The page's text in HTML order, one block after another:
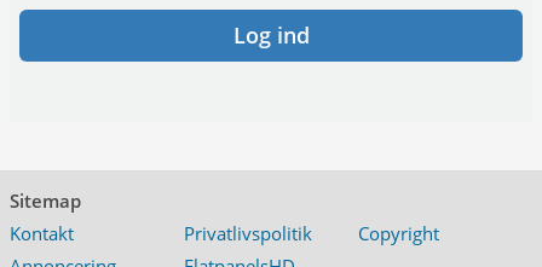
Log ind
Sitemap
Kontakt
Privatlivspolitik
Copyright